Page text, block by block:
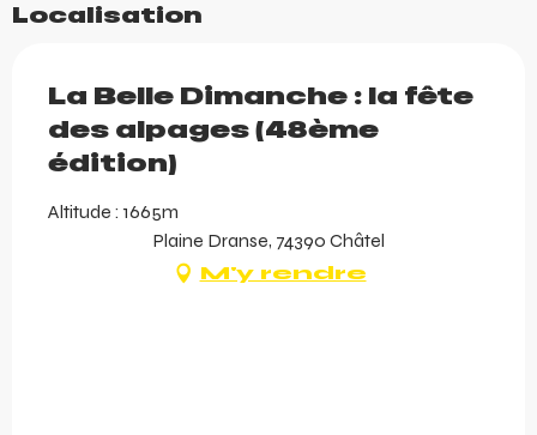
Localisation
La Belle Dimanche : la fête
des alpages (48ème
édition)
Altitude : 1665m
Plaine Dranse, 74390 Châtel
M'y rendre